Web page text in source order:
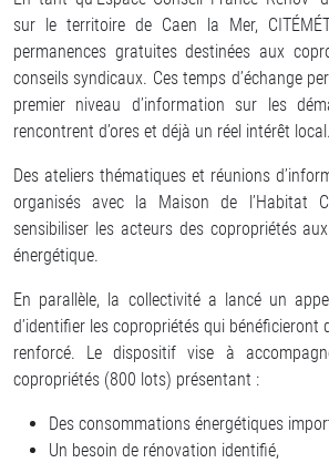
sur le territoire de Caen la Mer,
permanences gratuites destinées aux
conseils syndicaux. Ces temps d’échange
premier niveau d’information sur les
rencontrent d’ores et déjà un réel intérêt local.
Des ateliers thématiques et réunions
organisés avec la Maison de l’Habitat
sensibiliser les acteurs des copropriétés
énergétique.
En parallèle, la collectivité a lancé un
d’identifier les copropriétés qui bénéficieront
renforcé. Le dispositif vise à
copropriétés (800 lots) présentant :
Des consommations énergétiques
Un besoin de rénovation identifié,